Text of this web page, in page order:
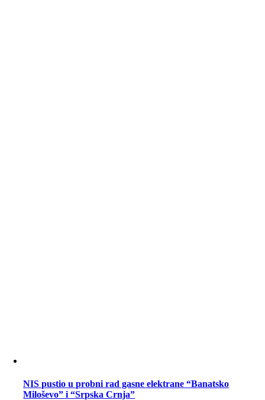
NIS pustio u probni rad gasne elektrane “Banatsko
Miloševo” i “Srpska Crnja”